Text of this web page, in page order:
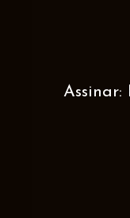
Assinar: